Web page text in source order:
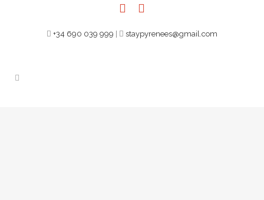
+34 690 039 999 staypyrenees@gmail.com